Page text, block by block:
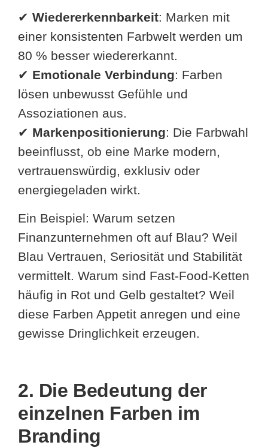
✔ Wiedererkennbarkeit: Marken mit
einer konsistenten Farbwelt werden um
80 % besser wiedererkannt.
✔ Emotionale Verbindung: Farben
lösen unbewusst Gefühle und
Assoziationen aus.
✔ Markenpositionierung: Die Farbwahl
beeinflusst, ob eine Marke modern,
vertrauenswürdig, exklusiv oder
energiegeladen wirkt.
Ein Beispiel: Warum setzen
Finanzunternehmen oft auf Blau? Weil
Blau Vertrauen, Seriosität und Stabilität
vermittelt. Warum sind Fast-Food-Ketten
häufig in Rot und Gelb gestaltet? Weil
diese Farben Appetit anregen und eine
gewisse Dringlichkeit erzeugen.
2. Die Bedeutung der
einzelnen Farben im
Branding